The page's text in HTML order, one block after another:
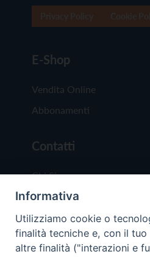
E-Shop
Vendita Online
Abbonamenti
Contatti
Chi Siamo
Redazione
Scrivici
Informativa
Utilizziamo cookie o
finalità tecniche e, con il tuo
altre finalità ("interazioni e